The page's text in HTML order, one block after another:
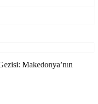
Makedonya’nın